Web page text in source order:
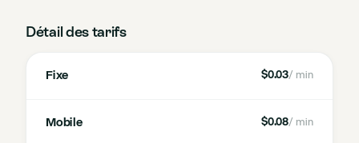
Détail des tarifs
Fixe $0.03/ min
Mobile $0.08/ min